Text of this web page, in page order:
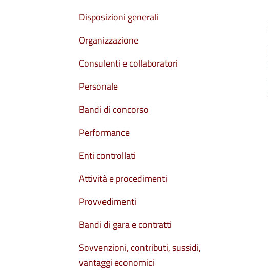
Disposizioni generali
Organizzazione
Consulenti e collaboratori
Personale
Bandi di concorso
Performance
Enti controllati
Attività e procedimenti
Provvedimenti
Bandi di gara e contratti
Sovvenzioni, contributi, sussidi,
vantaggi economici